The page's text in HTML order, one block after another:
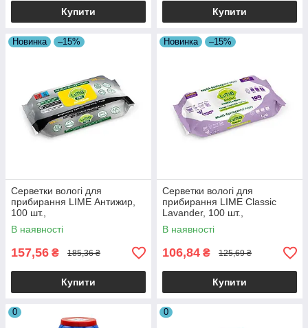
Купити Купити
Новинка –15%
Серветки вологі для
прибирання LIME Антижир,
100 шт.,
мультифункціональні, 1/12
В наявності
157,56 ₴ 185,36 ₴
Купити
Новинка –15%
Серветки вологі для
прибирання LIME Classic
Lavander, 100 шт.,
мультифункціональні, 1/12
В наявності
106,84 ₴ 125,69 ₴
Купити
0 0